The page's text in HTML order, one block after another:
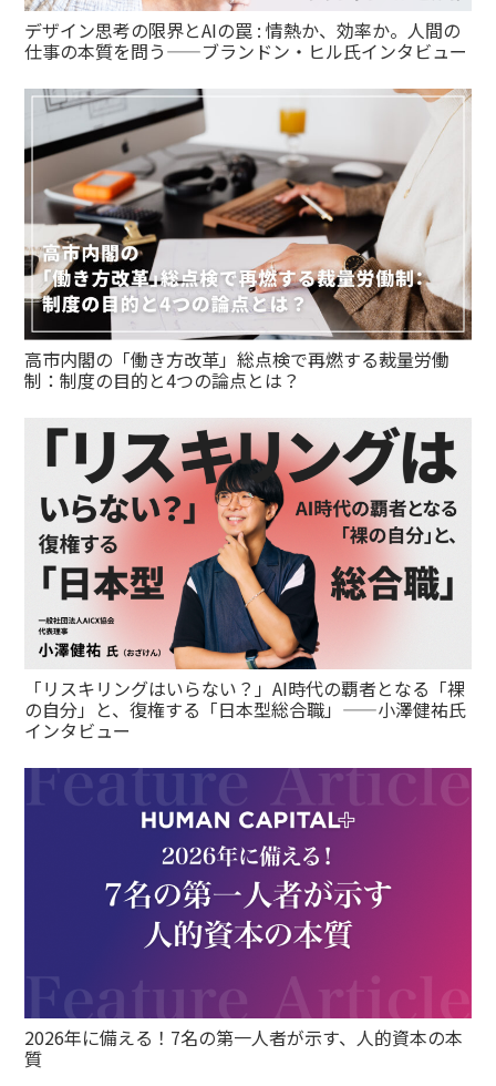
デザイン思考の限界とAIの罠 : 情熱か、効率か。人間の
仕事の本質を問う——ブランドン・ヒル氏インタビュー
高市内閣の「働き方改革」総点検で再燃する裁量労働
制：制度の目的と4つの論点とは？
「リスキリングはいらない？」AI時代の覇者となる「裸
の自分」と、復権する「日本型総合職」——小澤健祐氏
インタビュー
2026年に備える！7名の第一人者が示す、人的資本の本
質